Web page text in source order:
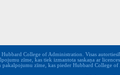
College of Administration. Visas
zīme, kas tiek izmantota saskaņa ar
pakalpojumu zīme, kas pieder Hubbard College